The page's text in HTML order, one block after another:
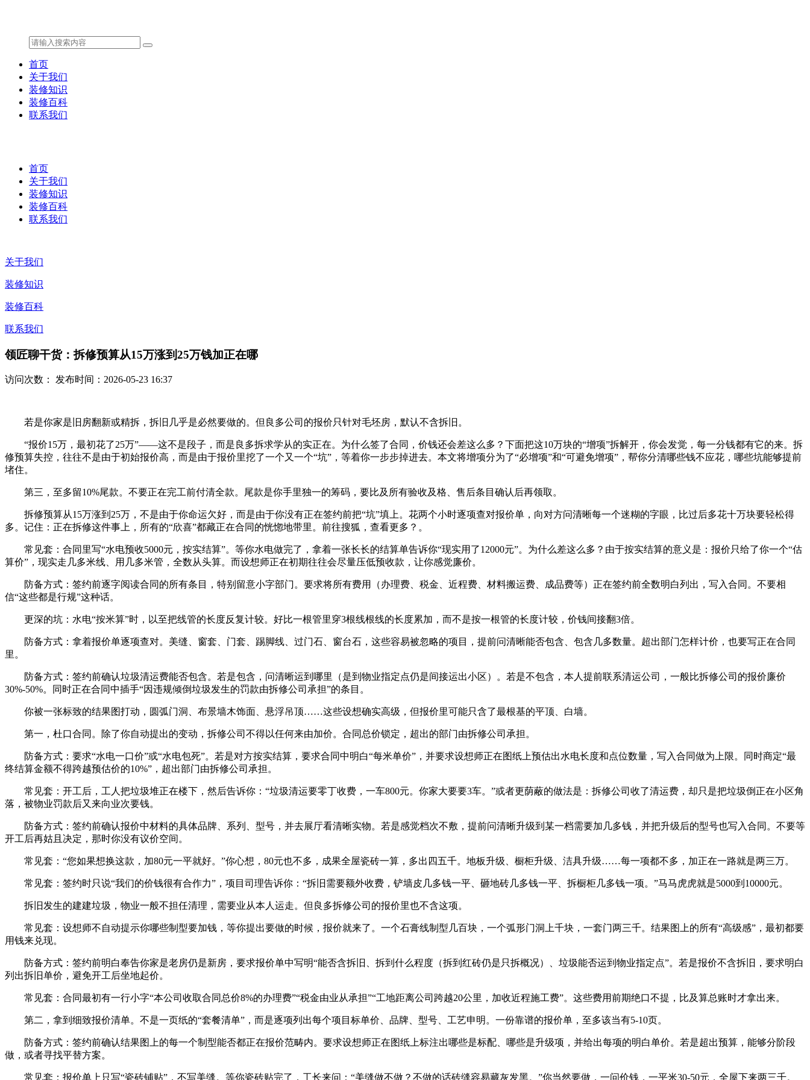
首页
关于我们
装修知识
装修百科
联系我们
首页
关于我们
装修知识
装修百科
联系我们
关于我们
装修知识
装修百科
联系我们
领匠聊干货：拆修预算从15万涨到25万钱加正在哪
访问次数： 发布时间：2026-05-23 16:37
若是你家是旧房翻新或精拆，拆旧几乎是必然要做的。但良多公司的报价只针对毛坯房，默认不含拆旧。
“报价15万，最初花了25万”——这不是段子，而是良多拆求学从的实正在。为什么签了合同，价钱还会差这么多？下面把这10万块的“增项”拆解开，你会发觉，每一分钱都有它的来。拆
修预算失控，往往不是由于初始报价高，而是由于报价里挖了一个又一个“坑”，等着你一步步掉进去。本文将增项分为了“必增项”和“可避免增项”，帮你分清哪些钱不应花，哪些坑能够提前
堵住。
第三，至多留10%尾款。不要正在完工前付清全款。尾款是你手里独一的筹码，要比及所有验收及格、售后条目确认后再领取。
拆修预算从15万涨到25万，不是由于你命运欠好，而是由于你没有正在签约前把“坑”填上。花两个小时逐项查对报价单，向对方问清晰每一个迷糊的字眼，比过后多花十万块要轻松得
多。记住：正在拆修这件事上，所有的“欣喜”都藏正在合同的恍惚地带里。前往搜狐，查看更多？。
常见套：合同里写“水电预收5000元，按实结算”。等你水电做完了，拿着一张长长的结算单告诉你“现实用了12000元”。为什么差这么多？由于按实结算的意义是：报价只给了你一个“估
算价”，现实走几多米线、用几多米管，全数从头算。而设想师正在初期往往会尽量压低预收款，让你感觉廉价。
防备方式：签约前逐字阅读合同的所有条目，特别留意小字部门。要求将所有费用（办理费、税金、近程费、材料搬运费、成品费等）正在签约前全数明白列出，写入合同。不要相
信“这些都是行规”这种话。
更深的坑：水电“按米算”时，以至把线管的长度反复计较。好比一根管里穿3根线根线的长度累加，而不是按一根管的长度计较，价钱间接翻3倍。
防备方式：拿着报价单逐项查对。美缝、窗套、门套、踢脚线、过门石、窗台石，这些容易被忽略的项目，提前问清晰能否包含、包含几多数量。超出部门怎样计价，也要写正在合同
里。
防备方式：签约前确认垃圾清运费能否包含。若是包含，问清晰运到哪里（是到物业指定点仍是间接运出小区）。若是不包含，本人提前联系清运公司，一般比拆修公司的报价廉价
30%-50%。同时正在合同中插手“因违规倾倒垃圾发生的罚款由拆修公司承担”的条目。
你被一张标致的结果图打动，圆弧门洞、布景墙木饰面、悬浮吊顶……这些设想确实高级，但报价里可能只含了最根基的平顶、白墙。
第一，杜口合同。除了你自动提出的变动，拆修公司不得以任何来由加价。合同总价锁定，超出的部门由拆修公司承担。
防备方式：要求“水电一口价”或“水电包死”。若是对方按实结算，要求合同中明白“每米单价”，并要求设想师正在图纸上预估出水电长度和点位数量，写入合同做为上限。同时商定“最
终结算金额不得跨越预估价的10%”，超出部门由拆修公司承担。
常见套：开工后，工人把垃圾堆正在楼下，然后告诉你：“垃圾清运要零丁收费，一车800元。你家大要要3车。”或者更荫蔽的做法是：拆修公司收了清运费，却只是把垃圾倒正在小区角
落，被物业罚款后又来向业次要钱。
防备方式：签约前确认报价中材料的具体品牌、系列、型号，并去展厅看清晰实物。若是感觉档次不敷，提前问清晰升级到某一档需要加几多钱，并把升级后的型号也写入合同。不要等
开工后再姑且决定，那时你没有议价空间。
常见套：“您如果想换这款，加80元一平就好。”你心想，80元也不多，成果全屋瓷砖一算，多出四五千。地板升级、橱柜升级、洁具升级……每一项都不多，加正在一路就是两三万。
常见套：签约时只说“我们的价钱很有合作力”，项目司理告诉你：“拆旧需要额外收费，铲墙皮几多钱一平、砸地砖几多钱一平、拆橱柜几多钱一项。”马马虎虎就是5000到10000元。
拆旧发生的建建垃圾，物业一般不担任清理，需要业从本人运走。但良多拆修公司的报价里也不含这项。
常见套：设想师不自动提示你哪些制型要加钱，等你提出要做的时候，报价就来了。一个石膏线制型几百块，一个弧形门洞上千块，一套门两三千。结果图上的所有“高级感”，最初都要
用钱来兑现。
防备方式：签约前明白奉告你家是老房仍是新房，要求报价单中写明“能否含拆旧、拆到什么程度（拆到红砖仍是只拆概况）、垃圾能否运到物业指定点”。若是报价不含拆旧，要求明白
列出拆旧单价，避免开工后坐地起价。
常见套：合同最初有一行小字“本公司收取合同总价8%的办理费”“税金由业从承担”“工地距离公司跨越20公里，加收近程施工费”。这些费用前期绝口不提，比及算总账时才拿出来。
第二，拿到细致报价清单。不是一页纸的“套餐清单”，而是逐项列出每个项目标单价、品牌、型号、工艺申明。一份靠谱的报价单，至多该当有5-10页。
防备方式：签约前确认结果图上的每一个制型能否都正在报价范畴内。要求设想师正在图纸上标注出哪些是标配、哪些是升级项，并给出每项的明白单价。若是超出预算，能够分阶段
做，或者寻找平替方案。
常见套：报价单上只写“瓷砖铺贴”，不写美缝。等你瓷砖贴完了，工长来问：“美缝做不做？不做的话砖缝容易藏灰发黑。”你当然要做，一问价钱，一平米30-50元，全屋下来两三千。